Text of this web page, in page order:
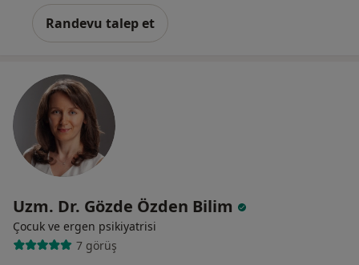
Randevu talep et
Uzm. Dr. Gözde Özden Bilim
Çocuk ve ergen psikiyatrisi
7 görüş